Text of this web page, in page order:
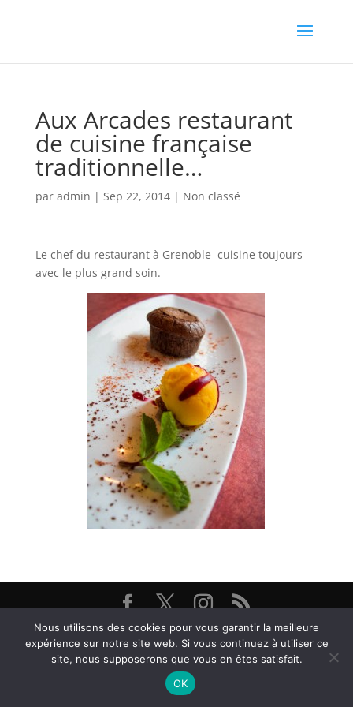
Aux Arcades restaurant
de cuisine française
traditionnelle…
par admin | Sep 22, 2014| Non classé
Le chef du restaurant à Grenoble cuisine toujours
avec le plus grand soin.
Restaurant Brasserie Les Arcades, 38000 Grenoble -
@ Textes et Photos Thierry et Frédéric Bayle - 2026
Nous utilisons des cookies pour vous garantir la meilleure
expérience sur notre site web. Si vous continuez à utiliser ce
site, nous supposerons que vous en êtes satisfait.
OK